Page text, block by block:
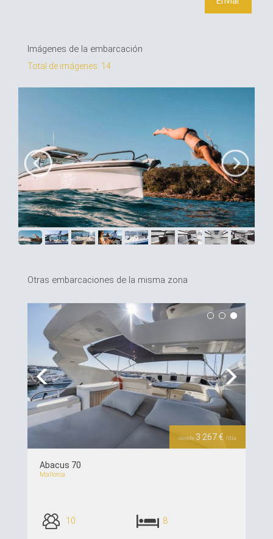
Imágenes de la embarcación
Total de imágenes: 14
Otras embarcaciones de la misma zona
Previous Next
desde 3 267 € /día
Abacus 70
Mallorca
10 8